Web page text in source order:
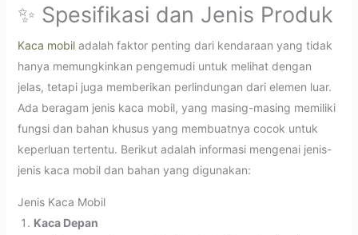
✨ Spesifikasi dan Jenis Produk
Kaca mobiladalah faktor penting dari kendaraan yang tidak
hanya memungkinkan pengemudi untuk melihat dengan
jelas, tetapi juga memberikan perlindungan dari elemen luar.
Ada beragam jenis kaca mobil, yang masing-masing memiliki
fungsi dan bahan khusus yang membuatnya cocok untuk
keperluan tertentu. Berikut adalah informasi mengenai jenis-
jenis kaca mobil dan bahan yang digunakan:
Jenis Kaca Mobil
Kaca Depan